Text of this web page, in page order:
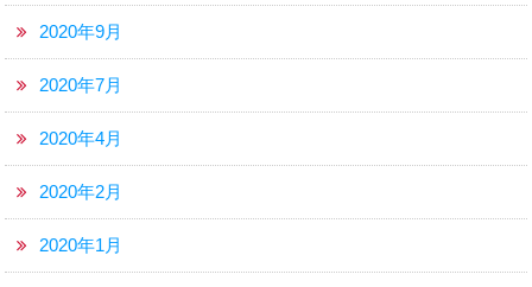
2020年9月
2020年7月
2020年4月
2020年2月
2020年1月